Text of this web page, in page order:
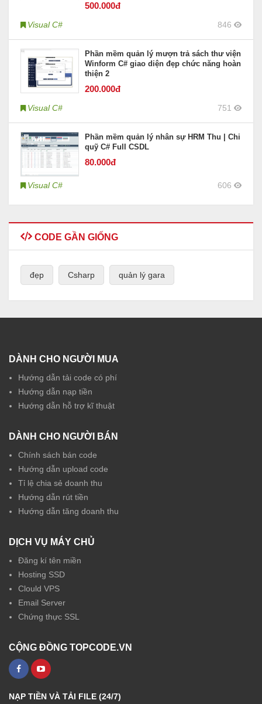
500.000đ
Visual C# 846
Phần mềm quản lý mượn trả sách thư viện
Winform C# giao diện đẹp chức năng hoàn
thiện 2
200.000đ
Visual C# 751
Phần mềm quản lý nhân sự HRM Thu | Chi
quỹ C# Full CSDL
80.000đ
Visual C# 606
CODE GẦN GIỐNG
đẹp Csharp quản lý gara
DÀNH CHO NGƯỜI MUA
Hướng dẫn tải code có phí
Hướng dẫn nạp tiền
Hướng dẫn hỗ trợ kĩ thuật
DÀNH CHO NGƯỜI BÁN
Chính sách bán code
Hướng dẫn upload code
Tỉ lệ chia sẻ doanh thu
Hướng dẫn rút tiền
Hướng dẫn tăng doanh thu
DỊCH VỤ MÁY CHỦ
Đăng kí tên miền
Hosting SSD
Clould VPS
Email Server
Chứng thực SSL
CỘNG ĐỒNG TOPCODE.VN
NẠP TIỀN VÀ TẢI FILE (24/7)